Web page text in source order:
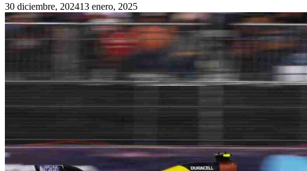
30 diciembre, 202413 enero, 2025